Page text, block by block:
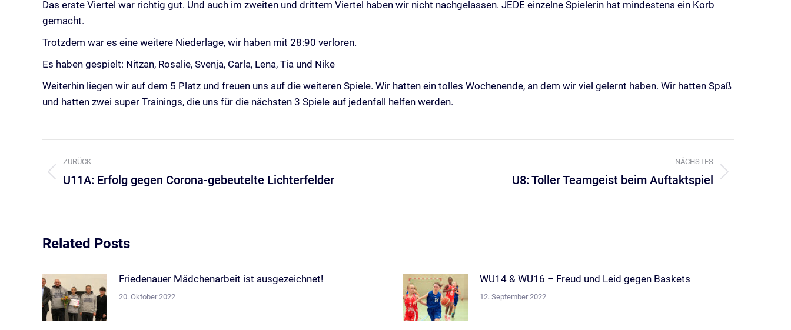
Das erste Viertel war richtig gut. Und auch im zweiten und drittem Viertel haben wir nicht nachgelassen. JEDE einzelne Spielerin hat mindestens ein Korb
gemacht.
Trotzdem war es eine weitere Niederlage, wir haben mit 28:90 verloren.
Es haben gespielt: Nitzan, Rosalie, Svenja, Carla, Lena, Tia und Nike
Weiterhin liegen wir auf dem 5 Platz und freuen uns auf die weiteren Spiele. Wir hatten ein tolles Wochenende, an dem wir viel gelernt haben. Wir hatten Spaß
und hatten zwei super Trainings, die uns für die nächsten 3 Spiele auf jedenfall helfen werden.
Kommentarnavigation
ZURÜCK
Vorheriger
U11A: Erfolg gegen Corona-gebeutelte Lichterfelder
NÄCHSTES
U8: Toller Teamgeist beim Auftaktspiel
Related Posts
Friedenauer Mädchenarbeit ist ausgezeichnet!
20. Oktober 2022
WU14 & WU16 – Freud und Leid gegen Baskets
12. September 2022